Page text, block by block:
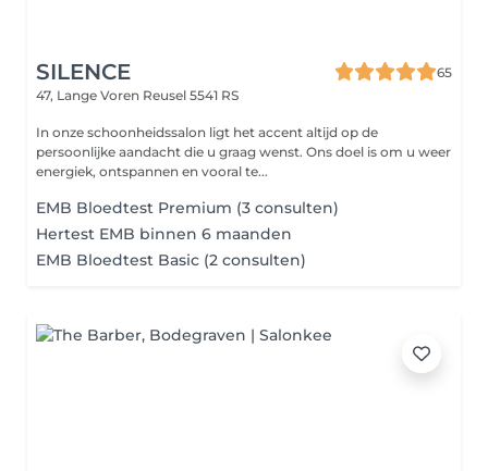
SILENCE
65
47, Lange Voren Reusel 5541 RS
In onze schoonheidssalon ligt het accent altijd op de
persoonlijke aandacht die u graag wenst. Ons doel is om u weer
energiek, ontspannen en vooral te...
EMB Bloedtest Premium (3 consulten)
Hertest EMB binnen 6 maanden
EMB Bloedtest Basic (2 consulten)